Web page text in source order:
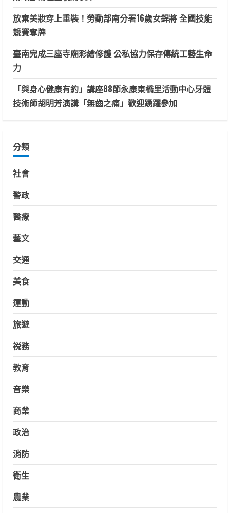
放棄美妝穿上重裝！勞動部南分署16歲女銲將 全國技能
競賽奪牌
臺南完成三座寺廟彩繪修護 公私協力保存傳統工藝生命
力
「與身心健康有約」講座88節永康東橋里活動中心牙體
技術師胡明芳演講「無齒之痛」歡迎踴躍參加
分類
社會
警政
醫療
藝文
交通
美食
運動
旅遊
祱務
教育
音樂
商業
政治
消防
衛生
農業